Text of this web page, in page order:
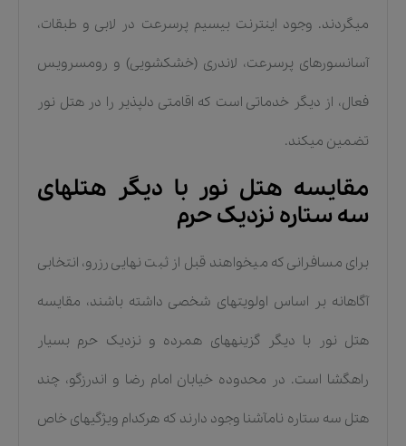
میگردند. وجود اینترنت بیسیم پرسرعت در لابی و طبقات،
آسانسورهای پرسرعت، لاندری (خشکشویی) و رومسرویس
فعال، از دیگر خدماتی است که اقامتی دلپذیر را در هتل نور
تضمین میکند.
مقایسه هتل نور با دیگر هتلهای
سه ستاره نزدیک حرم
برای مسافرانی که میخواهند قبل از ثبت نهایی رزرو، انتخابی
آگاهانه بر اساس اولویتهای شخصی داشته باشند، مقایسه
هتل نور با دیگر گزینههای همرده و نزدیک حرم بسیار
راهگشا است. در محدوده خیابان امام رضا و اندرزگو، چند
هتل سه ستاره نامآشنا وجود دارند که هرکدام ویژگیهای خاص